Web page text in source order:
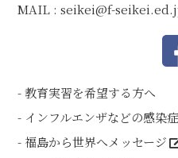
MAIL :seikei@f-
教育実習を希望する方へ
インフルエンザなどの感染
福島から世界へメッセージ